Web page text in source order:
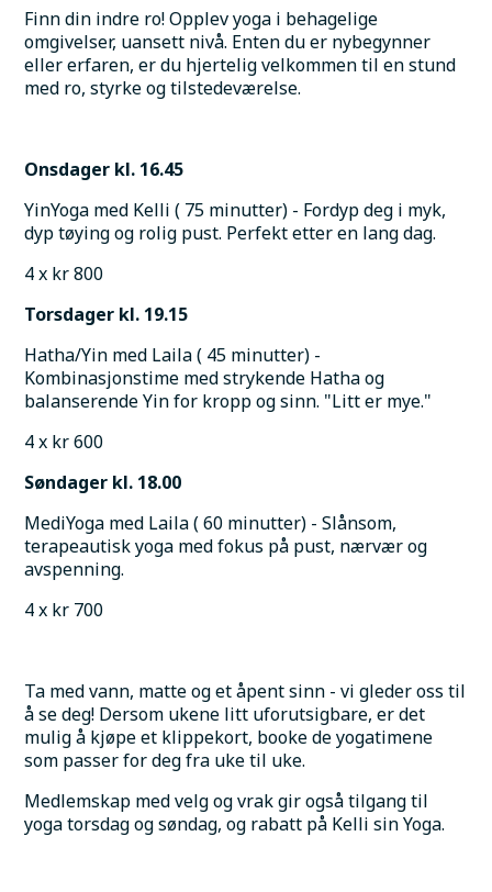
Finn din indre ro! Opplev yoga i behagelige
omgivelser, uansett nivå. Enten du er nybegynner
eller erfaren, er du hjertelig velkommen til en stund
med ro, styrke og tilstedeværelse.
Onsdager kl. 16.45
YinYoga med Kelli ( 75 minutter) - Fordyp deg i myk,
dyp tøying og rolig pust. Perfekt etter en lang dag.
4 x kr 800
Torsdager kl. 19.15
Hatha/Yin med Laila ( 45 minutter) -
Kombinasjonstime med strykende Hatha og
balanserende Yin for kropp og sinn. "Litt er mye."
4 x kr 600
Søndager kl. 18.00
MediYoga med Laila ( 60 minutter) - Slånsom,
terapeautisk yoga med fokus på pust, nærvær og
avspenning.
4 x kr 700
Ta med vann, matte og et åpent sinn - vi gleder oss til
å se deg! Dersom ukene litt uforutsigbare, er det
mulig å kjøpe et klippekort, booke de yogatimene
som passer for deg fra uke til uke.
Medlemskap med velg og vrak gir også tilgang til
yoga torsdag og søndag, og rabatt på Kelli sin Yoga.